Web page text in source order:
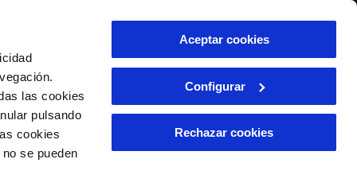
las cookies
pulsando
cookies
se pueden
Aceptar cookies
Configurar
Rechazar cookies
ES